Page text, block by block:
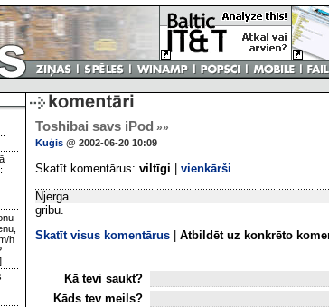
h
]
Toshibai savs iPod »»
Kuģis @ 2002-06-20 10:09
Skatīt komentārus: viltīgi vienkārši
Njerga
gribu.
Skatīt visus komentārus
Atbildēt uz konkrēto
Kā tevi saukt?
Kāds tev meils?